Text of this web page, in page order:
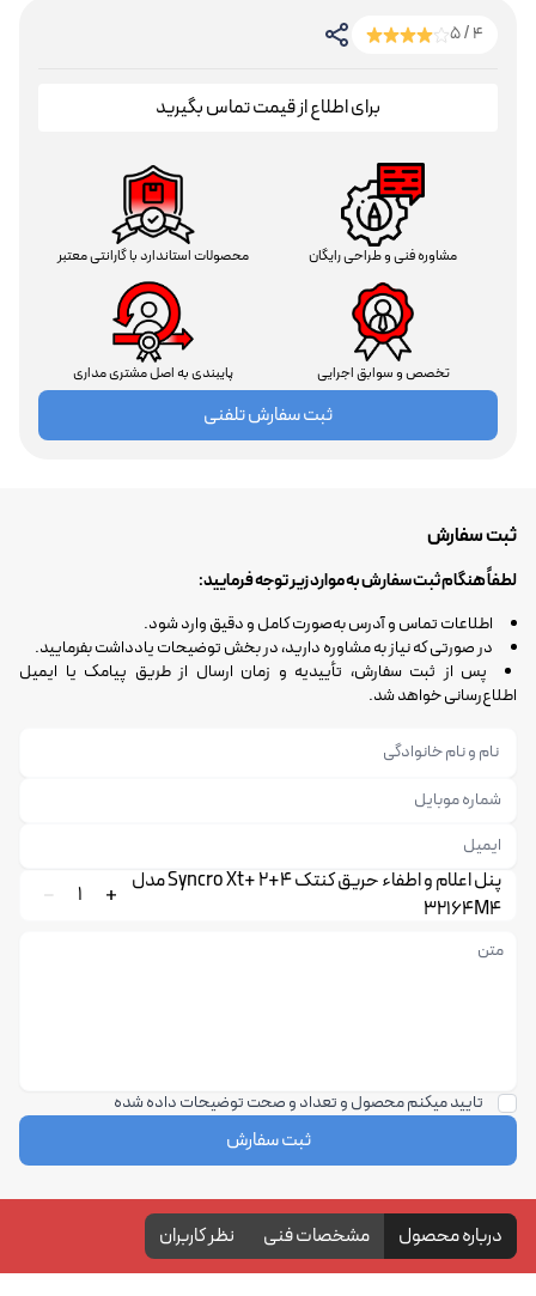
4 / 5
برای اطلاع از قیمت تماس بگیرید
مشاوره فنی و طراحی رایگان محصولات استاندارد با گارانتی معتبر
تخصص و سوابق اجرایی پایبندی به اصل مشتری مداری
ثبت سفارش تلفنی
ثبت سفارش
لطفاً هنگام ثبت سفارش به موارد زیر توجه فرمایید:
اطلاعات تماس و آدرس به‌صورت کامل و دقیق وارد شود.
در صورتی که نیاز به مشاوره دارید، در بخش توضیحات یادداشت بفرمایید.
پس از ثبت سفارش، تأییدیه و زمان ارسال از طریق پیامک یا ایمیل
اطلاع‌رسانی خواهد شد.
پنل اعلام و اطفاء حریق کنتک 4+2 +Syncro Xt مدل
32164M4
1
تایید میکنم محصول و تعداد و صحت توضیحات داده شده
ثبت سفارش
درباره محصول مشخصات فنی نظر کاربران